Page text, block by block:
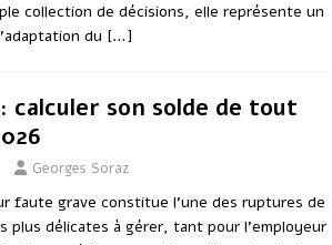
collection de décisions, elle représente un
du […]
calculer son solde de tout
Georges Soraz
faute grave constitue l’une des ruptures de
plus délicates à gérer, tant pour l’employeur